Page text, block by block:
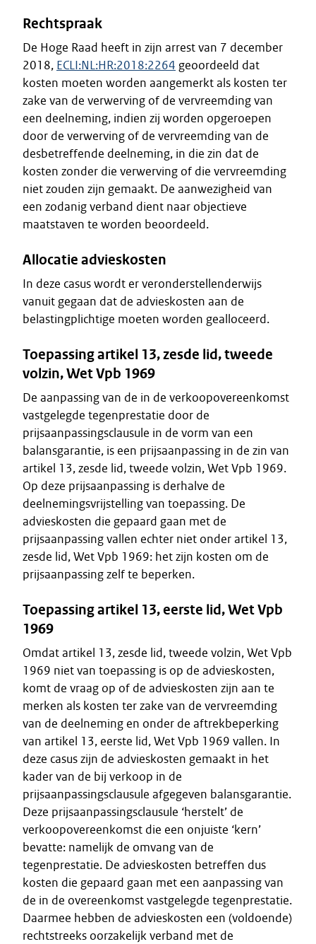
Rechtspraak
De Hoge Raad heeft in zijn arrest van 7 december
2018, ECLI:NL:HR:2018:2264 geoordeeld dat
kosten moeten worden aangemerkt als kosten ter
zake van de verwerving of de vervreemding van
een deelneming, indien zij worden opgeroepen
door de verwerving of de vervreemding van de
desbetreffende deelneming, in die zin dat de
kosten zonder die verwerving of die vervreemding
niet zouden zijn gemaakt. De aanwezigheid van
een zodanig verband dient naar objectieve
maatstaven te worden beoordeeld.
Allocatie advieskosten
In deze casus wordt er veronderstellenderwijs
vanuit gegaan dat de advieskosten aan de
belastingplichtige moeten worden gealloceerd.
Toepassing artikel 13, zesde lid, tweede
volzin, Wet Vpb 1969
De aanpassing van de in de verkoopovereenkomst
vastgelegde tegenprestatie door de
prijsaanpassingsclausule in de vorm van een
balansgarantie, is een prijsaanpassing in de zin van
artikel 13, zesde lid, tweede volzin, Wet Vpb 1969.
Op deze prijsaanpassing is derhalve de
deelnemingsvrijstelling van toepassing. De
advieskosten die gepaard gaan met de
prijsaanpassing vallen echter niet onder artikel 13,
zesde lid, Wet Vpb 1969: het zijn kosten om de
prijsaanpassing zelf te beperken.
Toepassing artikel 13, eerste lid, Wet Vpb
1969
Omdat artikel 13, zesde lid, tweede volzin, Wet Vpb
1969 niet van toepassing is op de advieskosten,
komt de vraag op of de advieskosten zijn aan te
merken als kosten ter zake van de vervreemding
van de deelneming en onder de aftrekbeperking
van artikel 13, eerste lid, Wet Vpb 1969 vallen. In
deze casus zijn de advieskosten gemaakt in het
kader van de bij verkoop in de
prijsaanpassingsclausule afgegeven balansgarantie.
Deze prijsaanpassingsclausule ‘herstelt’ de
verkoopovereenkomst die een onjuiste ‘kern’
bevatte: namelijk de omvang van de
tegenprestatie. De advieskosten betreffen dus
kosten die gepaard gaan met een aanpassing van
de in de overeenkomst vastgelegde tegenprestatie.
Daarmee hebben de advieskosten een (voldoende)
rechtstreeks oorzakelijk verband met de